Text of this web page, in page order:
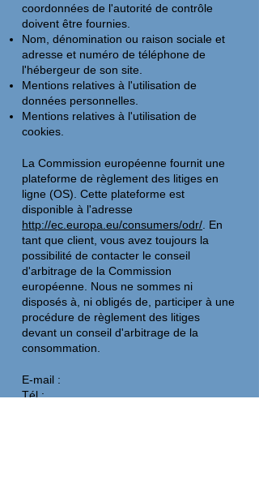
coordonnées de l'autorité de contrôle
doivent être fournies. ​​​
Nom, dénomination ou raison sociale et
adresse et numéro de téléphone de
l'hébergeur de son site.
Mentions relatives à l'utilisation de
données personnelles.
Mentions relatives à l'utilisation de
cookies.
La Commission européenne fournit une
plateforme de règlement des litiges en
ligne (OS). Cette plateforme est
disponible à l'adresse
http://ec.europa.eu/consumers/odr/ . En
tant que client, vous avez toujours la
possibilité de contacter le conseil
d'arbitrage de la Commission
européenne. Nous ne sommes ni
disposés à, ni obligés de, participer à une
procédure de règlement des litiges
devant un conseil d'arbitrage de la
consommation.
E-mail :
Tél :